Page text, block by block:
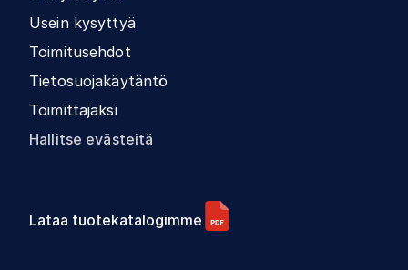
Usein kysyttyä
Toimitusehdot
Tietosuojakäytäntö
Toimittajaksi
Hallitse evästeitä
Lataa tuotekatalogimme